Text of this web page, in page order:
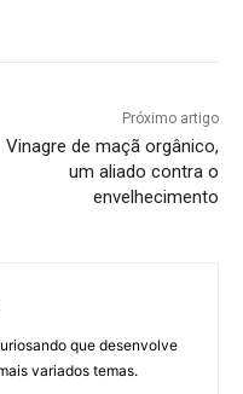
Próximo artigo
Vinagre de maçã orgânico,
um aliado contra o
envelhecimento
que desenvolve
variados temas.